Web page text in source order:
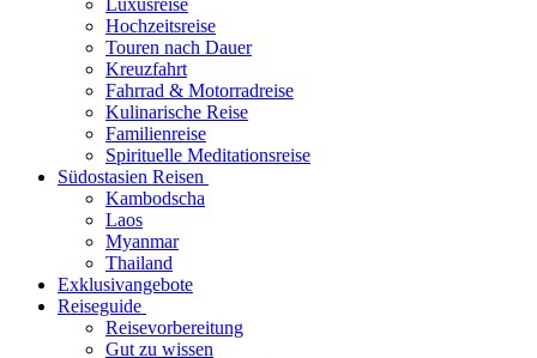
Luxusreise
Hochzeitsreise
Touren nach Dauer
Kreuzfahrt
Fahrrad & Motorradreise
Kulinarische Reise
Familienreise
Spirituelle Meditationsreise
Südostasien Reisen
Kambodscha
Laos
Myanmar
Thailand
Exklusivangebote
Reiseguide
Reisevorbereitung
Gut zu wissen